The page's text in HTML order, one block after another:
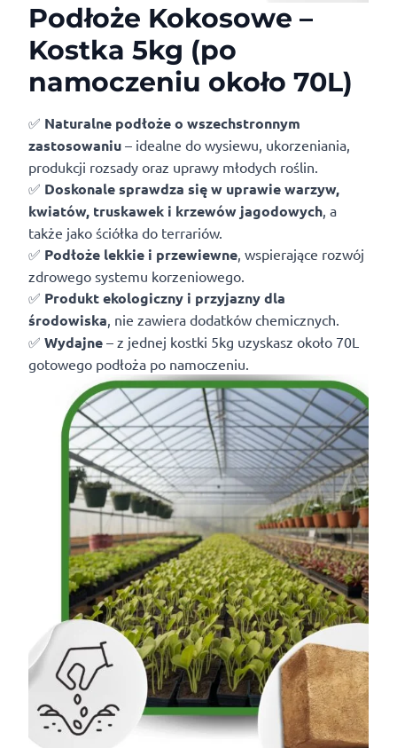
Podłoże Kokosowe –
Kostka 5kg (po
namoczeniu około 70L)
✅ Naturalne podłoże o wszechstronnym
zastosowaniu – idealne do wysiewu, ukorzeniania,
produkcji rozsady oraz uprawy młodych roślin.
✅ Doskonale sprawdza się w uprawie warzyw,
kwiatów, truskawek i krzewów jagodowych , a
także jako ściółka do terrariów.
✅ Podłoże lekkie i przewiewne , wspierające rozwój
zdrowego systemu korzeniowego.
✅ Produkt ekologiczny i przyjazny dla
środowiska , nie zawiera dodatków chemicznych.
✅ Wydajne – z jednej kostki 5kg uzyskasz około 70L
gotowego podłoża po namoczeniu.